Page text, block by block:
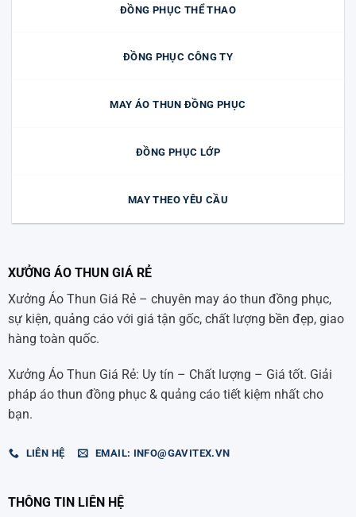
ĐỒNG PHỤC THỂ THAO
ĐỒNG PHỤC CÔNG TY
MAY ÁO THUN ĐỒNG PHỤC
ĐỒNG PHỤC LỚP
MAY THEO YÊU CẦU
XƯỞNG ÁO THUN GIÁ RẺ
Xưởng Áo Thun Giá Rẻ – chuyên may áo thun đồng phục,
sự kiện, quảng cáo với giá tận gốc, chất lượng bền đẹp, giao
hàng toàn quốc.
Xưởng Áo Thun Giá Rẻ: Uy tín – Chất lượng – Giá tốt. Giải
pháp áo thun đồng phục & quảng cáo tiết kiệm nhất cho
bạn.
LIÊN HỆ EMAIL: INFO@GAVITEX.VN
THÔNG TIN LIÊN HỆ